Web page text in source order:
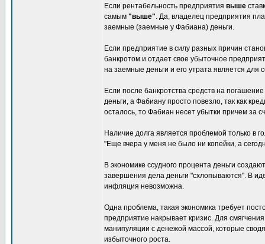
Если рентабельность предприятия выше
самым "выше". Да, владелец предприятия
заемные (заемные у Фабиана) деньги.
Если предприятие в силу разных причин
банкротом и отдает свое убыточное
на заемные деньги и его утрата является для
Если после банкротства средств на
деньги, а Фабиану просто повезло, так как
осталось, то Фабиан несет убытки причем за
Наличие долга является проблемой только в
"Еще вчера у меня не было ни копейки, а
В экономике ссудного процента деньги
завершения дела деньги "схлопываются". В
инфляция невозможна.
Одна проблема, такая экономика требует
предприятие накрывает кризис. Для
манипуляции с денежой массой, которые
избыточного роста.